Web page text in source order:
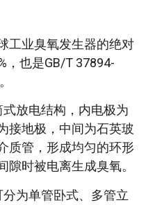
工业臭氧发生器的绝对
，也是GB/T 37894-
式放电结构，内电极为
接地极，中间为石英玻
质管，形成均匀的环形
隙时被电离生成臭氧。
分为单管卧式、多管立